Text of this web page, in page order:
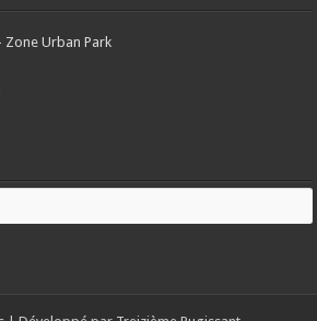
Zone Urban Park